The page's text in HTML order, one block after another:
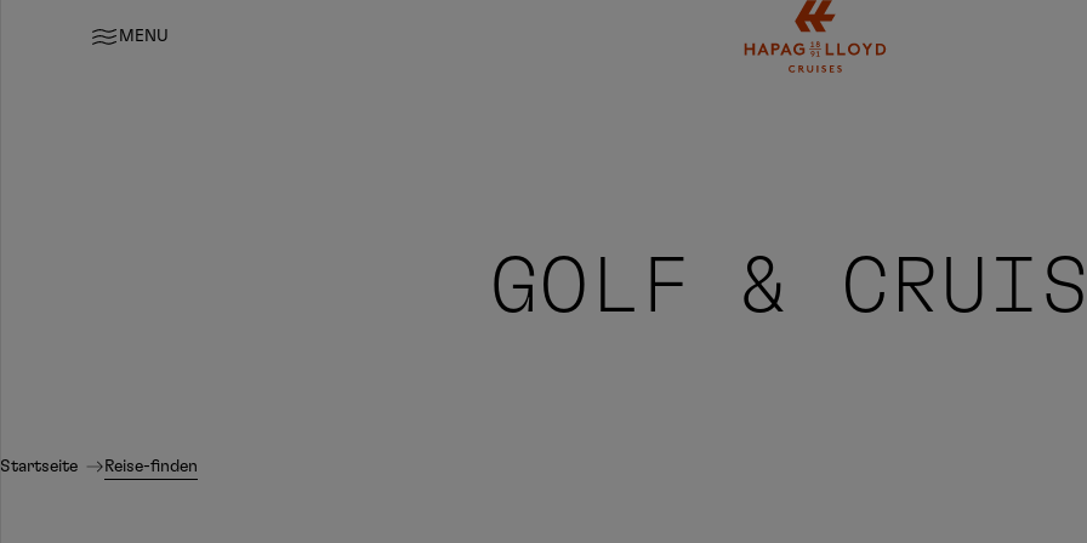
Springe zum Hauptinhalt
MENU
GOLF &
Startseite Reise-finden